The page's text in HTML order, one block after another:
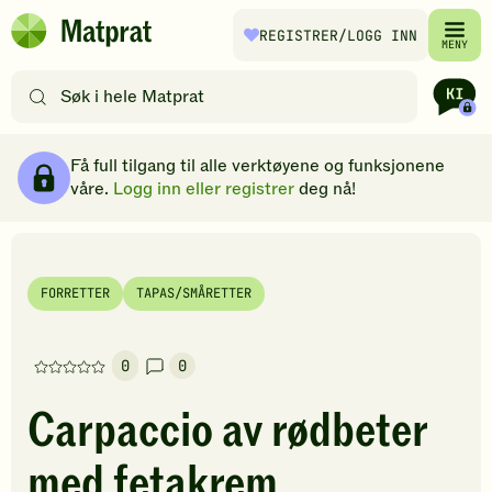
Hopp til hovedinnhold
Matprat
REGISTRER/LOGG INN MENY
etter
filtre
Få full tilgang til alle verktøyene og funksjonene
våre. Logg inn eller registrerdeg nå!
FORRETTER TAPAS/SMÅRETTER
0
Denne
har
foreløpig
ingen
0
Carpaccio av rødbeter